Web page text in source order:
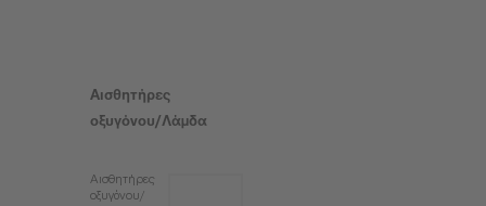
Αισθητήρες
οξυγόνου/Λάμδα
Αισθητήρες
οξυγόνου/